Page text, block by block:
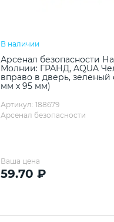
В наличии
Арсенал безопасности
Молнии: ГРАНД, AQUA
вправо в дверь, зеленый
мм х 95 мм)
Артикул: 188679
Арсенал безопасности
Ваша цена
59.70 ₽